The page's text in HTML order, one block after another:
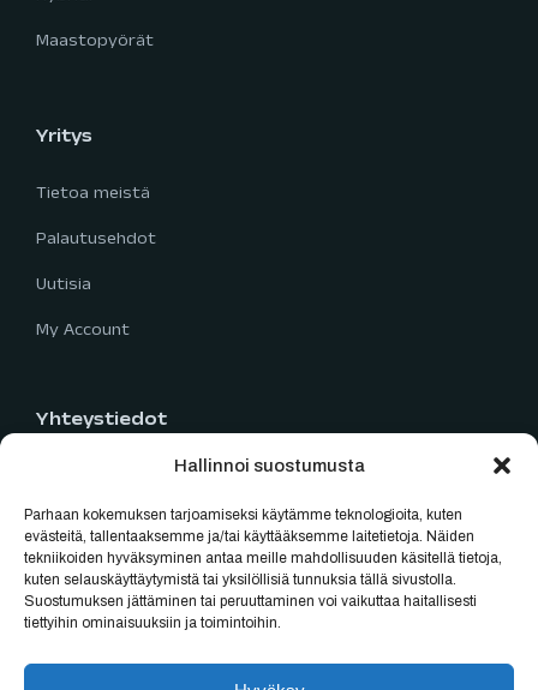
Hallinnoi suostumusta
Parhaan kokemuksen tarjoamiseksi käytämme teknologioita, kuten
evästeitä, tallentaaksemme ja/tai käyttääksemme laitetietoja. Näiden
tekniikoiden hyväksyminen antaa meille mahdollisuuden käsitellä tietoja,
kuten selauskäyttäytymistä tai yksilöllisiä tunnuksia tällä sivustolla.
Suostumuksen jättäminen tai peruuttaminen voi vaikuttaa haitallisesti
tiettyihin ominaisuuksiin ja toimintoihin.
Maastopyörät
Yritys
Tietoa meistä
Palautusehdot
Uutisia
My Account
Yhteystiedot
040 777 2819
myynti@oulubikes.fi
Arkisin: 10:00-18:00